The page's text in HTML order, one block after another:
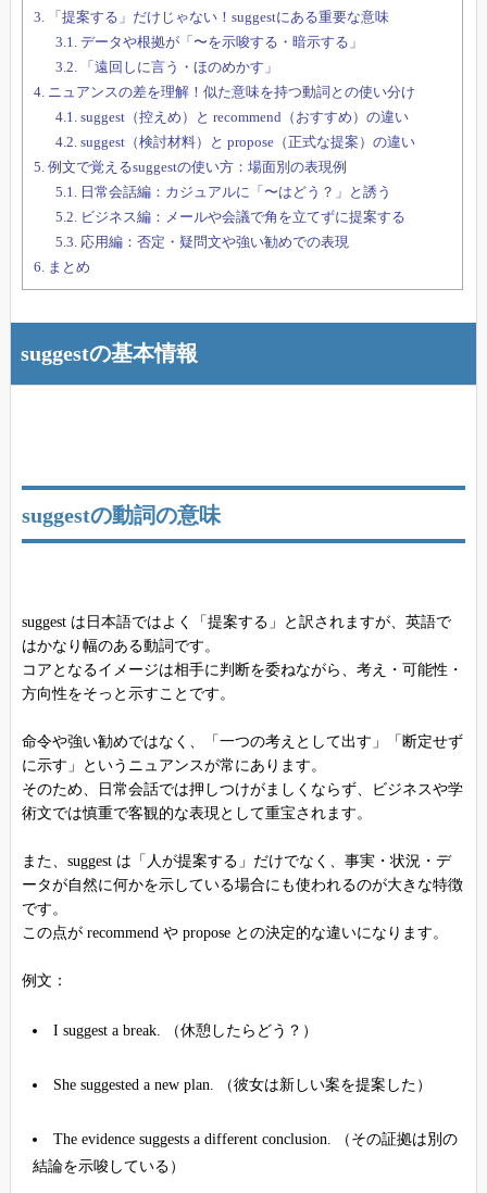
3.
「提案する」だけじゃない！suggestにある重要な意味
3.1. データや根拠が「〜を示唆する・暗示する」
3.2.
「遠回しに言う・ほのめかす」
4. ニュアンスの差を理解！似た意味を持つ動詞との使い分け
4.1. suggest（控えめ）と recommend（おすすめ）の違い
4.2. suggest（検討材料）と propose（正式な提案）の違い
5. 例文で覚えるsuggestの使い方：場面別の表現例
5.1.
日常会話編：カジュアルに「〜はどう？」と誘う
5.2. ビジネス編：メールや会議で角を立てずに提案する
5.3. 応用編：否定・疑問文や強い勧めでの表現
6.
まとめ
suggestの基本情報
suggestの動詞の意味
suggest は日本語ではよく「提案する」と訳されますが、英語で
はかなり幅のある動詞です。
コアとなるイメージは相手に判断を委ねながら、考え・可能性・
方向性をそっと示すことです。
命令や強い勧めではなく、「一つの考えとして出す」「断定せず
に示す」というニュアンスが常にあります。
そのため、日常会話では押しつけがましくならず、ビジネスや学
術文では慎重で客観的な表現として重宝されます。
また、suggest は「人が提案する」だけでなく、事実・状況・デ
ータが自然に何かを示している場合にも使われるのが大きな特徴
です。
この点が recommend や propose との決定的な違いになります。
例文：
I suggest a break. （休憩したらどう？）
She suggested a new plan. （彼女は新しい案を提案した）
The evidence suggests a different conclusion. （その証拠は別の
結論を示唆している）